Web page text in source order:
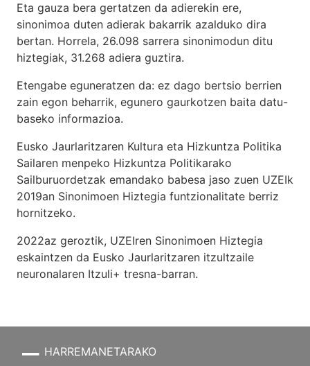
Eta gauza bera gertatzen da adierekin ere,
sinonimoa duten adierak bakarrik azalduko dira
bertan. Horrela, 26.098 sarrera sinonimodun ditu
hiztegiak, 31.268 adiera guztira.
Etengabe eguneratzen da: ez dago bertsio berrien
zain egon beharrik, egunero gaurkotzen baita datu-
baseko informazioa.
Eusko Jaurlaritzaren Kultura eta Hizkuntza Politika
Sailaren menpeko Hizkuntza Politikarako
Sailburuordetzak emandako babesa jaso zuen UZEIk
2019an Sinonimoen Hiztegia funtzionalitate berriz
hornitzeko.
2022az geroztik, UZEIren Sinonimoen Hiztegia
eskaintzen da Eusko Jaurlaritzaren itzultzaile
neuronalaren Itzuli+ tresna-barran.
HARREMANETARAKO